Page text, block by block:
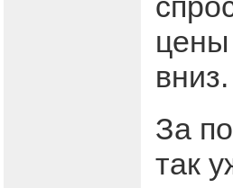
цены
вниз.
За
так